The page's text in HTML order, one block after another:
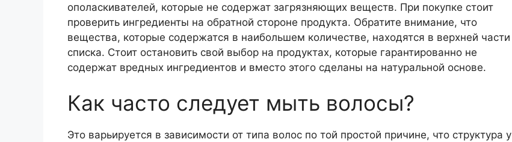
ополаскивателей, которые не содержат загрязняющих веществ. При покупке стоит
проверить ингредиенты на обратной стороне продукта. Обратите внимание, что
вещества, которые содержатся в наибольшем количестве, находятся в верхней части
списка. Стоит остановить свой выбор на продуктах, которые гарантированно не
содержат вредных ингредиентов и вместо этого сделаны на натуральной основе.
Как часто следует мыть волосы?
Это варьируется в зависимости от типа волос по той простой причине, что структура у